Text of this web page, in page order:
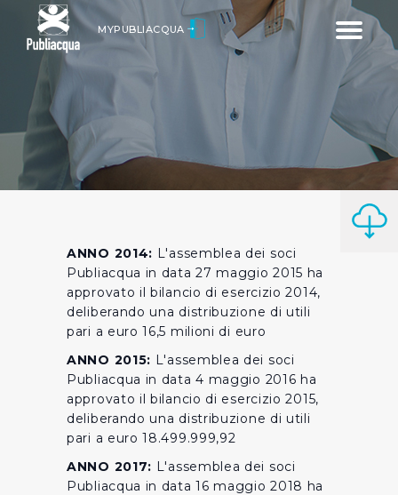
Toggle
MYPUBLIACQUA
ANNO 2014: L'assemblea dei soci
Publiacqua in data 27 maggio 2015 ha
approvato il bilancio di esercizio 2014,
deliberando una distribuzione di utili
pari a euro 16,5 milioni di euro
ANNO 2015: L'assemblea dei soci
Publiacqua in data 4 maggio 2016 ha
approvato il bilancio di esercizio 2015,
deliberando una distribuzione di utili
pari a euro 18.499.999,92
ANNO 2017: L'assemblea dei soci
Publiacqua in data 16 maggio 2018 ha